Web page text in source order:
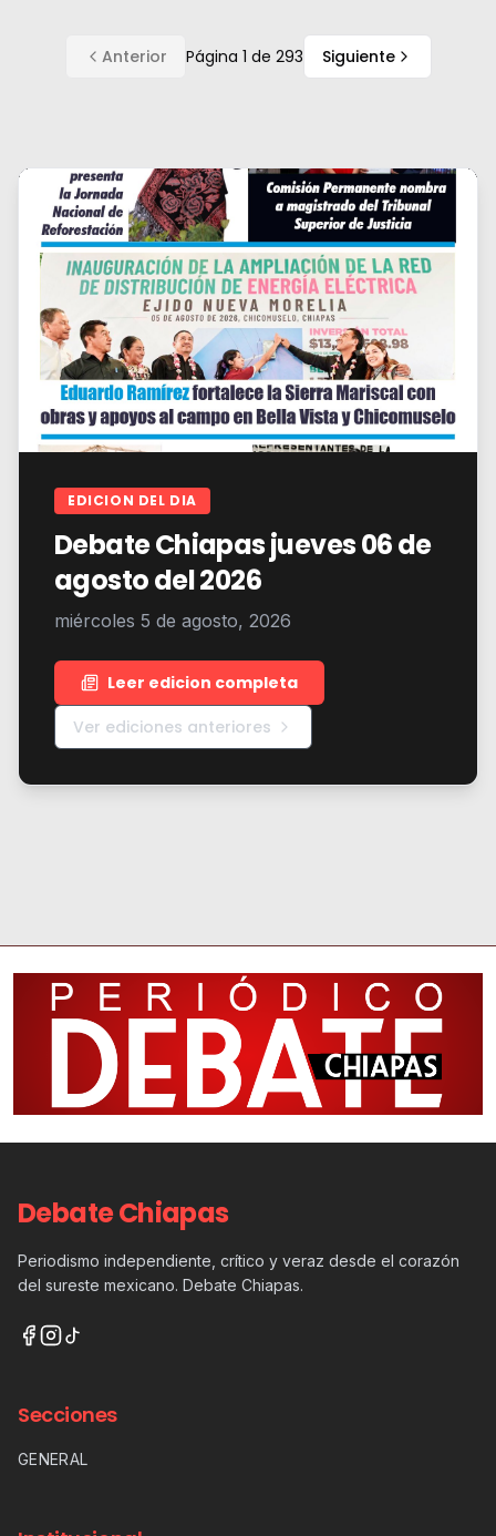
Anterior Página 1 de 293 Siguiente
EDICION DEL DIA
Debate Chiapas jueves 06 de
agosto del 2026
miércoles 5 de agosto, 2026
Leer edicion completa
Ver ediciones anteriores
Debate Chiapas
Periodismo independiente, crítico y veraz desde el corazón
del sureste mexicano. Debate Chiapas.
Secciones
GENERAL